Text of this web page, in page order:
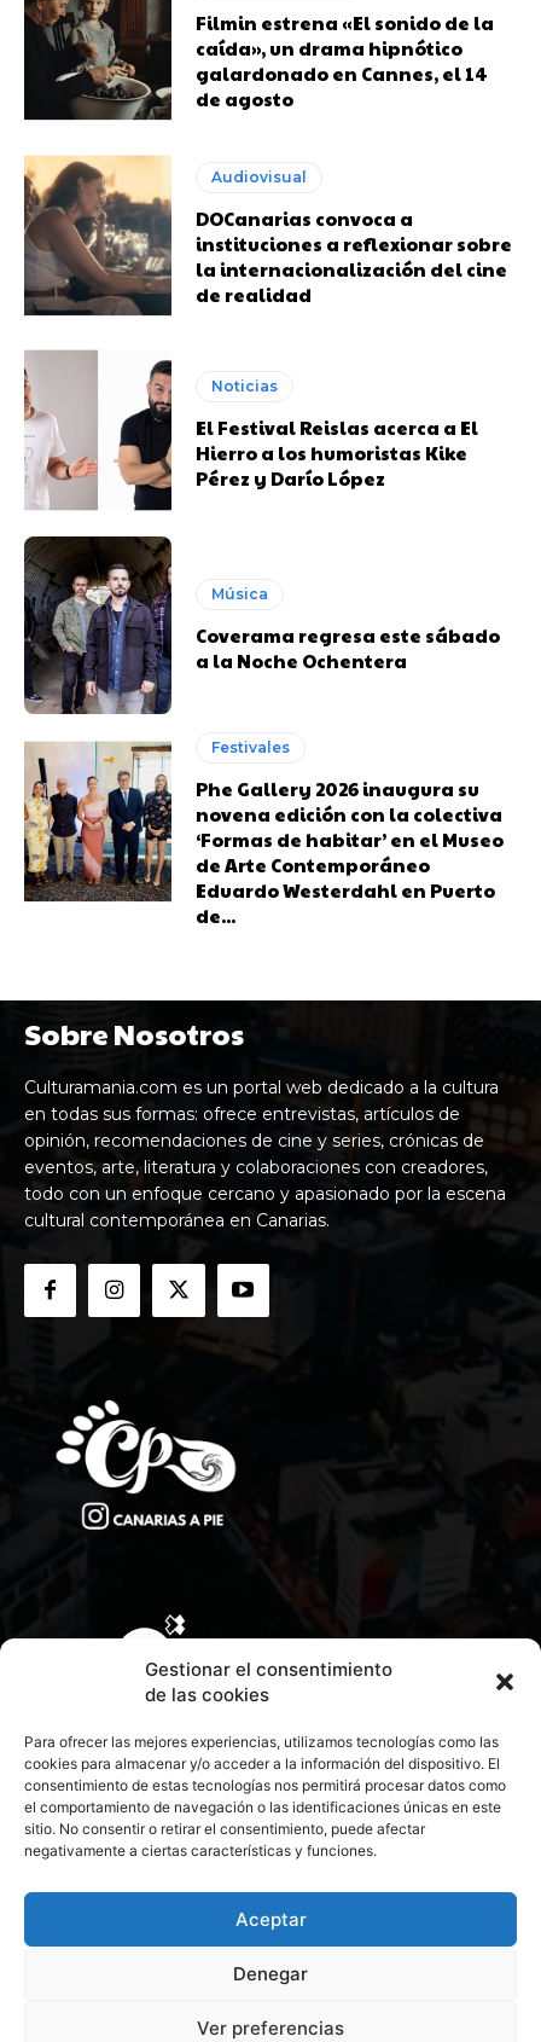
Gestionar el consentimiento
de las cookies
Para ofrecer las mejores experiencias, utilizamos tecnologías como las
cookies para almacenar y/o acceder a la información del dispositivo. El
consentimiento de estas tecnologías nos permitirá procesar datos como
el comportamiento de navegación o las identificaciones únicas en este
sitio. No consentir o retirar el consentimiento, puede afectar
negativamente a ciertas características y funciones.
Aceptar
Denegar
Ver preferencias
Filmin estrena «El sonido de la
caída», un drama hipnótico
galardonado en Cannes, el 14
de agosto
Audiovisual
DOCanarias convoca a
instituciones a reflexionar sobre
la internacionalización del cine
de realidad
Noticias
El Festival Reislas acerca a El
Hierro a los humoristas Kike
Pérez y Darío López
Música
Coverama regresa este sábado
a la Noche Ochentera
Festivales
Phe Gallery 2026 inaugura su
novena edición con la colectiva
‘Formas de habitar’ en el Museo
de Arte Contemporáneo
Eduardo Westerdahl en Puerto
de...
Sobre Nosotros
Culturamania.com es un portal web dedicado a la cultura
en todas sus formas: ofrece entrevistas, artículos de
opinión, recomendaciones de cine y series, crónicas de
eventos, arte, literatura y colaboraciones con creadores,
todo con un enfoque cercano y apasionado por la escena
cultural contemporánea en Canarias.
CONTACTA CON NOSOTROS